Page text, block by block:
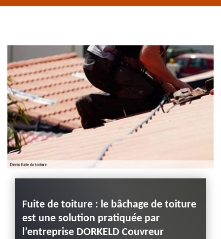
de rive 43
Haute-Loire
Fuite de toiture : le bâchage de toiture
est une solution pratiquée par
l’entreprise DORKELD Couvreur